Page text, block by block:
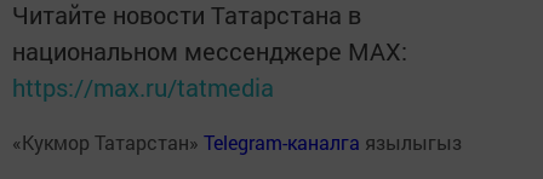
Читайте новости Татарстана в
национальном мессенджере MАХ:
https://max.ru/tatmedia
«Кукмор Татарстан» Telegram-каналга язылыгыз